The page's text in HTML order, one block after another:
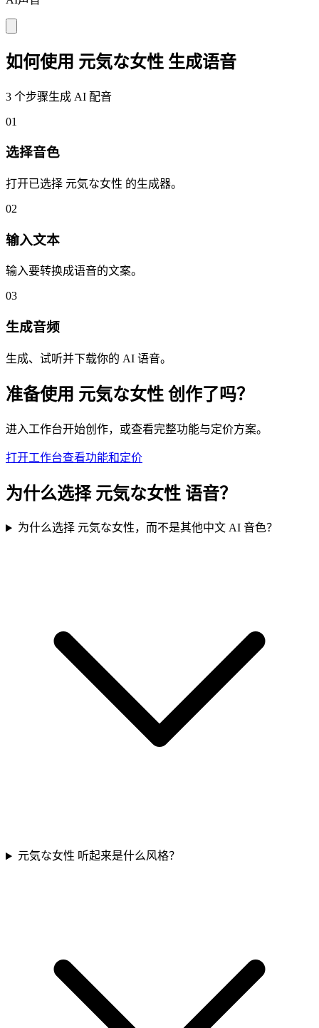
如何使用 元気な女性 生成语音
3 个步骤生成 AI 配音
01
选择音色
打开已选择 元気な女性 的生成器。
02
输入文本
输入要转换成语音的文案。
03
生成音频
生成、试听并下载你的 AI 语音。
准备使用 元気な女性 创作了吗？
进入工作台开始创作，或查看完整功能与定价方案。
打开工作台查看功能和定价
为什么选择 元気な女性 语音？
为什么选择 元気な女性，而不是其他中文 AI 音色？
元気な女性 听起来是什么风格？